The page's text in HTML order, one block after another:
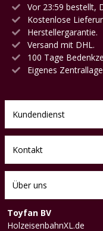
Vor 23:59 bestellt,
Kostenlose
Herstellergarantie.
Versand mit DHL.
100 Tage
Eigenes
Kundendienst
Kontakt
Über uns
Toyfan BV
HolzeisenbahnXL.de